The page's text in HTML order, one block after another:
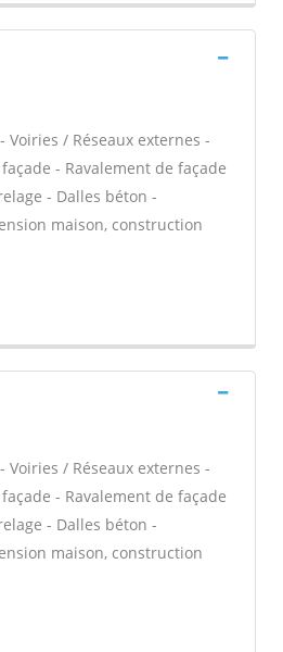
/ Réseaux externes -
- Ravalement de façade
- Dalles béton -
maison, construction
/ Réseaux externes -
- Ravalement de façade
- Dalles béton -
maison, construction